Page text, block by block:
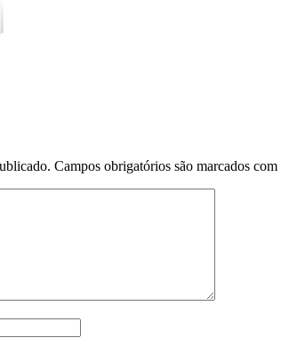
Campos obrigatórios são marcados com